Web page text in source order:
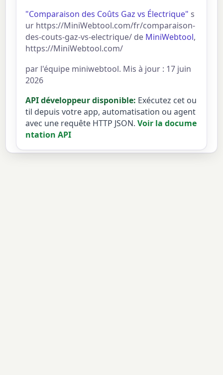
"Comparaison des Coûts Gaz vs Électrique" s
ur https://MiniWebtool.com/fr/comparaison-
des-couts-gaz-vs-electrique/ de MiniWebtool,
https://MiniWebtool.com/
par l'équipe miniwebtool. Mis à jour : 17 juin
2026
API développeur disponible: Exécutez cet ou
til depuis votre app, automatisation ou agent
avec une requête HTTP JSON. Voir la docume
ntation API